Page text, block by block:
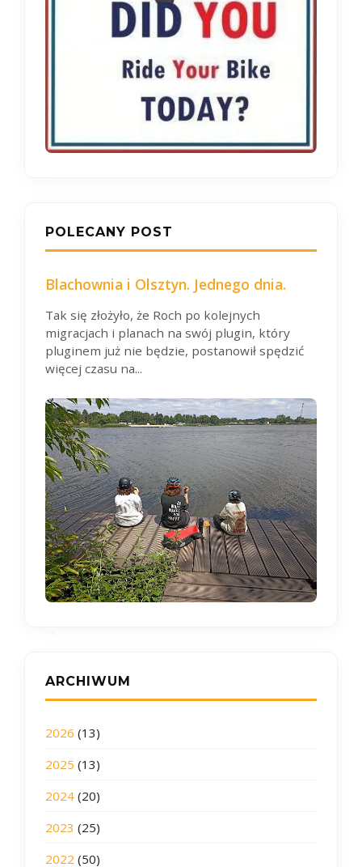
POLECANY POST
Blachownia i Olsztyn. Jednego dnia.
Tak się złożyło, że Roch po kolejnych
migracjach i planach na swój plugin, który
pluginem już nie będzie, postanowił spędzić
więcej czasu na...
ARCHIWUM
2026 (13)
2025 (13)
2024 (20)
2023 (25)
2022 (50)